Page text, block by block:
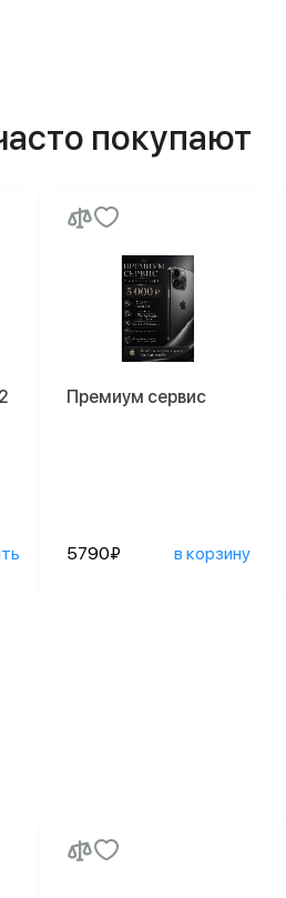
покупают
Премиум сервис
5790₽ в корзину